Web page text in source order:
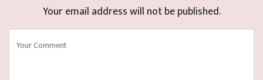
Your email address will not be published.